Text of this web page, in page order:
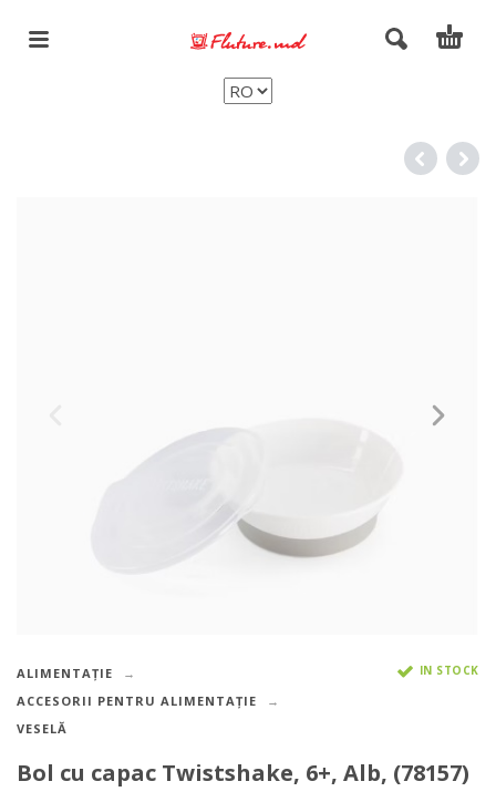
ALIMENTAȚIE
ACCESORII PENTRU ALIMENTAȚIE
VESELĂ
IN STOCK
Bol cu capac Twistshake, 6+, Alb, (78157)